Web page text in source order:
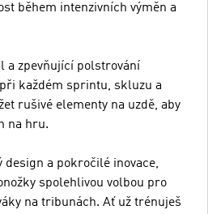
během intenzivních výměn a
a zpevňující polstrování
každém sprintu, skluzu a
rušivé elementy na uzdě, aby
na hru.
design a pokročilé inovace,
spolehlivou volbou pro
na tribunách. Ať už trénuješ